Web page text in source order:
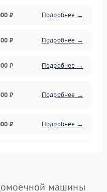
₽ Подробнее →
₽ Подробнее →
₽ Подробнее →
₽ Подробнее →
₽ Подробнее →
₽ Подробнее →
машины